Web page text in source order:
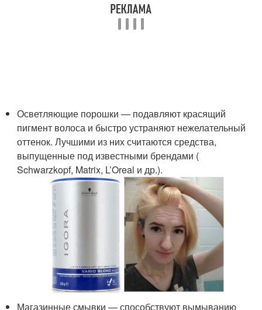
Осветляющие порошки — подавляют красящий
пигмент волоса и быстро устраняют нежелательный
оттенок. Лучшими из них считаются средства,
выпущенные под известными брендами (
Schwarzkopf, Matrix, L’Oreal и др.).
Магазинные смывки — способствуют вымыванию